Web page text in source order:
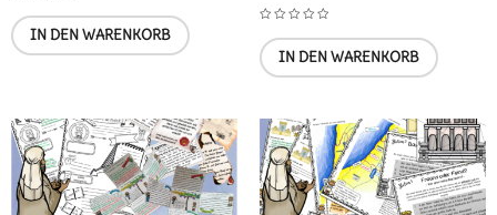
IN DEN WARENKORB
IN DEN WARENKORB